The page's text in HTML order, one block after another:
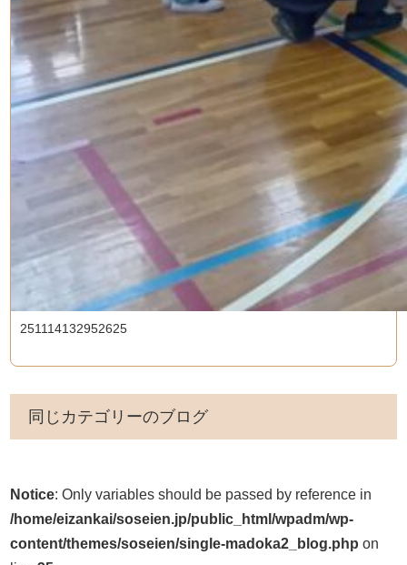
251114132952625
同じカテゴリーのブログ
Notice: Only variables should be passed by reference in
/home/eizankai/soseien.jp/public_html/wpadm/wp-
content/themes/soseien/single-madoka2_blog.php on